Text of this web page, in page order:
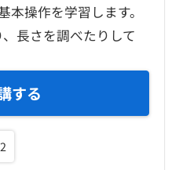
本操作を学習します。
長さを調べたりして
する
2